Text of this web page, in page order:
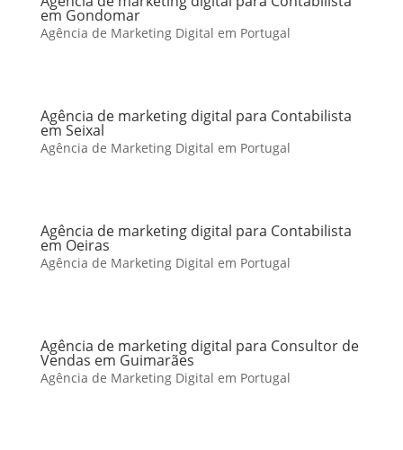
em Gondomar
Agência de Marketing Digital em Portugal
Agência de marketing digital para Contabilista
em Seixal
Agência de Marketing Digital em Portugal
Agência de marketing digital para Contabilista
em Oeiras
Agência de Marketing Digital em Portugal
Agência de marketing digital para Consultor de
Vendas em Guimarães
Agência de Marketing Digital em Portugal